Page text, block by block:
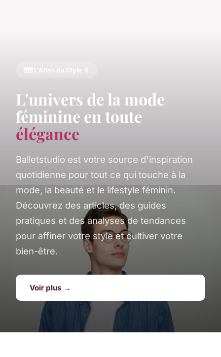
🗺️ L'Atlas du Style 💄
L'univers de la mode
féminine en toute
élégance
Balletstudio est votre source d'inspiration
quotidienne pour tout ce qui touche à la
mode, la beauté et le lifestyle féminin.
Découvrez des articles, des guides
pratiques et des analyses de tendances
pour affiner votre style et cultiver votre
bien-être.
Voir plus →